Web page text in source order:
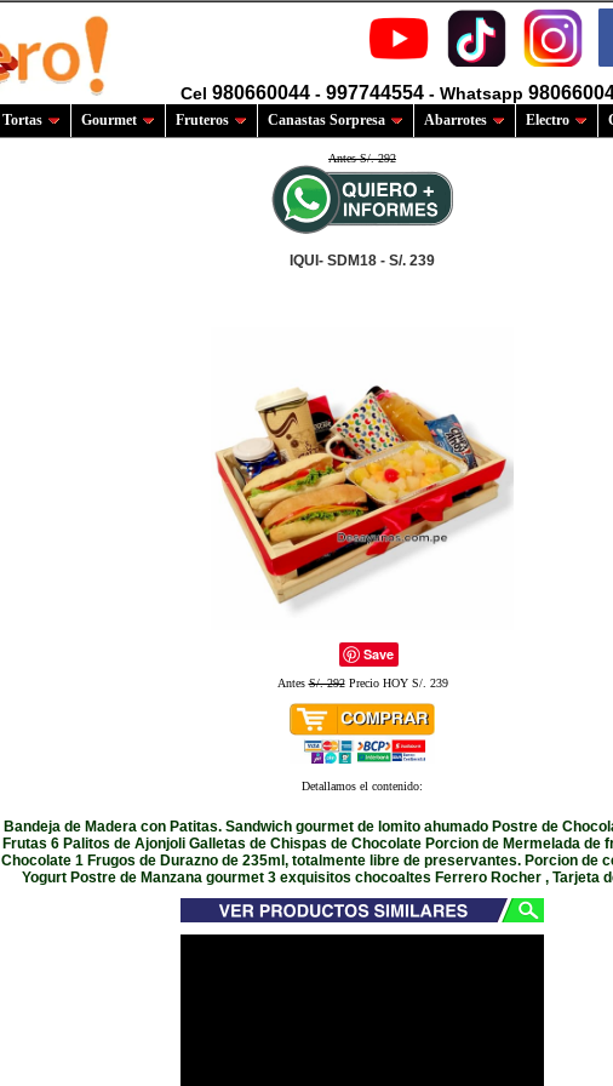
Cel 980660044 - 997744554 - Whatsapp
Tortas Gourmet Fruteros Canastas Sorpresa Abarrotes Electro
Antes S/. 292
IQUI- SDM18 - S/. 239
Save
AntesS/. 292Precio HOY S/. 239
Detallamos el contenido:
Bandeja de Madera con Patitas. Sandwich gourmet de lomito ahumado Postre de
Frutas 6 Palitos de Ajonjoli Galletas de Chispas de Chocolate Porcion de Mermelada de
Chocolate 1 Frugos de Durazno de 235ml, totalmente libre de preservantes. Porcion de
Yogurt Postre de Manzana gourmet 3 exquisitos chocoaltes Ferrero Rocher , Tarjeta